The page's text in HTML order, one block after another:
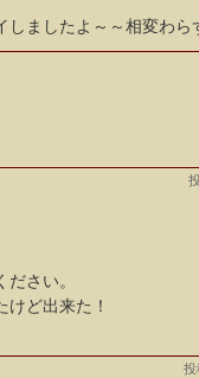
しましたよ～～相変わら
さい。
ど出来た！